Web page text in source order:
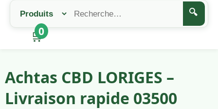
🔍
🛒
0
Achtas CBD LORIGES –
Livraison rapide 03500